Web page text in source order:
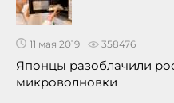
11 мая 2019 358476
Японцы разоблачили
микроволновки